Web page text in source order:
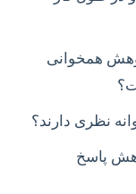
همخوانی
نظری دارند؟
پاسخ